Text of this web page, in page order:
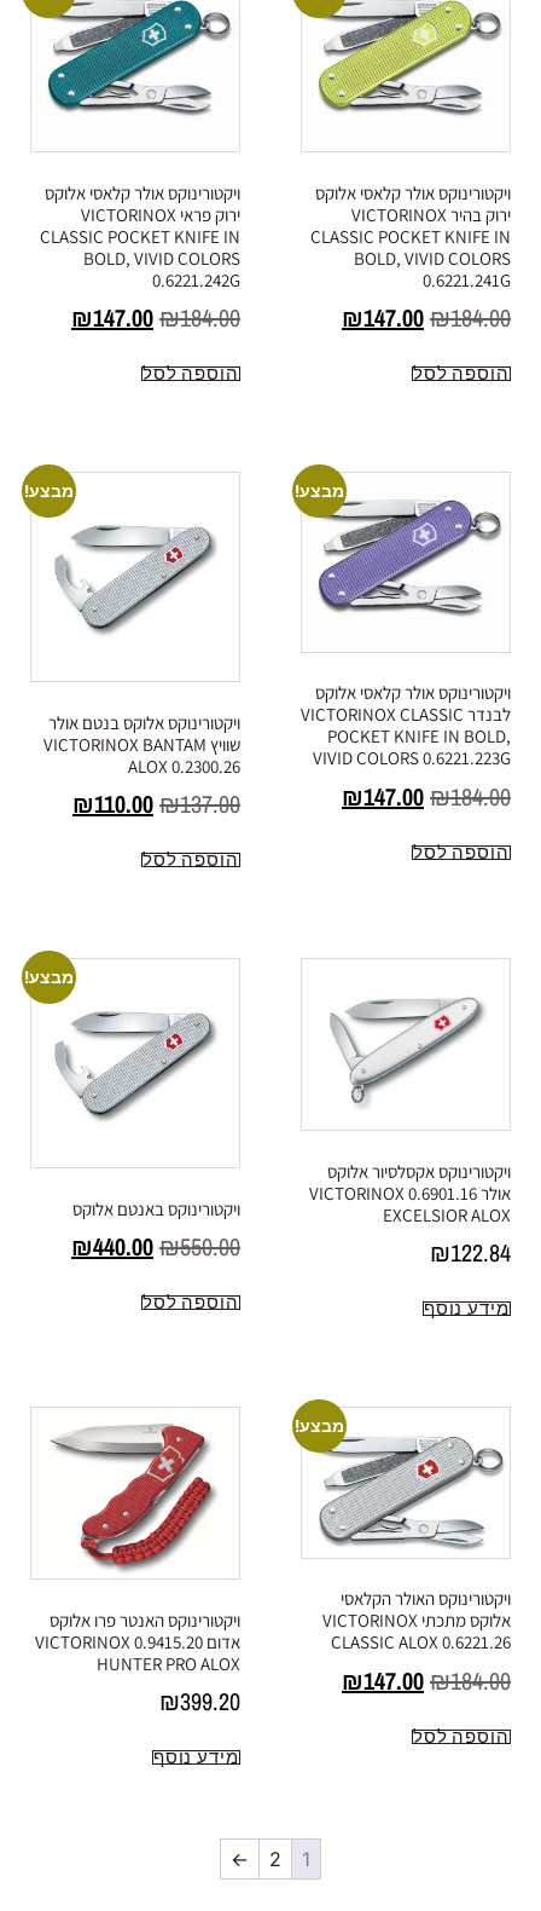
ויקטורינוקס אולר קלאסי אלוקס
ירוק בהיר VICTORINOX
CLASSIC POCKET KNIFE IN
BOLD, VIVID COLORS
0.6221.241G
₪184.00
₪147.00
הוספה לסל
ויקטורינוקס אולר קלאסי אלוקס
ירוק פראי VICTORINOX
CLASSIC POCKET KNIFE IN
BOLD, VIVID COLORS
0.6221.242G
₪184.00
₪147.00
הוספה לסל
מבצע!
ויקטורינוקס אולר קלאסי אלוקס
לבנדר VICTORINOX CLASSIC
POCKET KNIFE IN BOLD,
VIVID COLORS 0.6221.223G
₪184.00
₪147.00
הוספה לסל
מבצע!
ויקטורינוקס אלוקס בנטם אולר
שוויץ VICTORINOX BANTAM
ALOX 0.2300.26
₪137.00
₪110.00
הוספה לסל
ויקטורינוקס אקסלסיור אלוקס
אולר 0.6901.16 VICTORINOX
EXCELSIOR ALOX
₪122.84
מידע נוסף
מבצע!
ויקטורינוקס באנטם אלוקס
₪550.00
₪440.00
הוספה לסל
מבצע!
ויקטורינוקס האולר הקלאסי
אלוקס מתכתי VICTORINOX
CLASSIC ALOX 0.6221.26
₪184.00
₪147.00
הוספה לסל
ויקטורינוקס האנטר פרו אלוקס
אדום 0.9415.20 VICTORINOX
HUNTER PRO ALOX
₪399.20
מידע נוסף
1
2
←